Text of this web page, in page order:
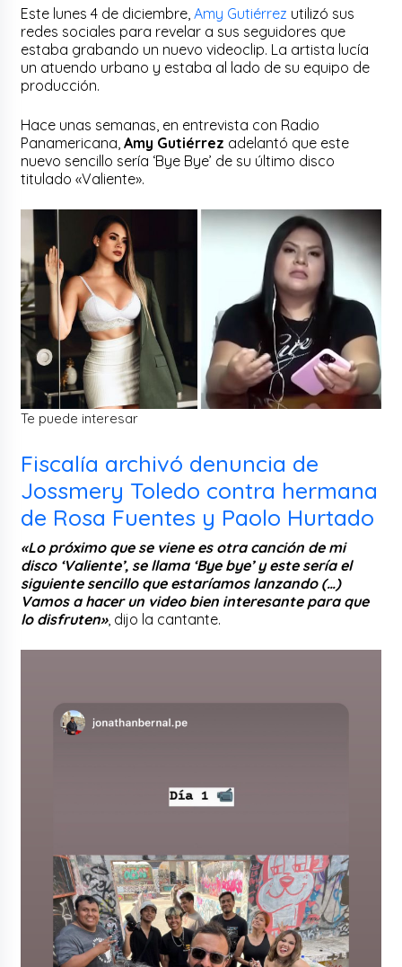
Este lunes 4 de diciembre,Amy Gutiérrez utilizó sus
redes sociales para revelar a sus seguidores que
estaba grabando un nuevo videoclip. La artista lucía
un atuendo urbano y estaba al lado de su equipo de
producción.
Hace unas semanas, en entrevista con Radio
Panamericana,Amy Gutiérrez adelantó que este
nuevo sencillo sería ‘Bye Bye’ de su último disco
titulado «Valiente».
Te puede interesar
Fiscalía archivó denuncia de
Jossmery Toledo contra hermana
de Rosa Fuentes y Paolo Hurtado
«Lo próximo que se viene es otra canción de mi
disco ‘Valiente’, se llama ‘Bye bye’ y este sería el
siguiente sencillo que estaríamos lanzando (…)
Vamos a hacer un video bien interesante para que
lo disfruten», dijo la cantante.